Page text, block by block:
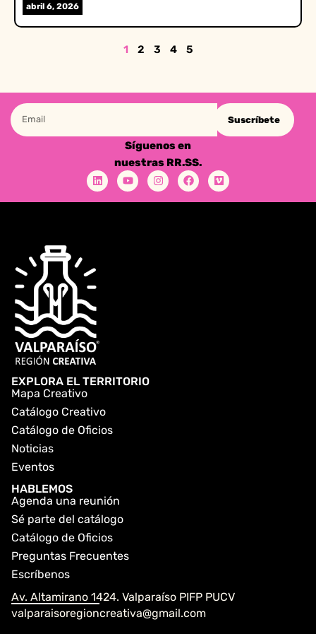
abril 6, 2026
1 2 3 4 5
Suscríbete
Síguenos en
nuestras RR.SS.
EXPLORA EL TERRITORIO
Mapa Creativo
Catálogo Creativo
Catálogo de Oficios
Noticias
Eventos
HABLEMOS
Agenda una reunión
Sé parte del catálogo
Catálogo de Oficios
Preguntas Frecuentes
Escríbenos
Av. Altamirano 1424. Valparaíso PIFP PUCV
valparaisoregioncreativa@gmail.com